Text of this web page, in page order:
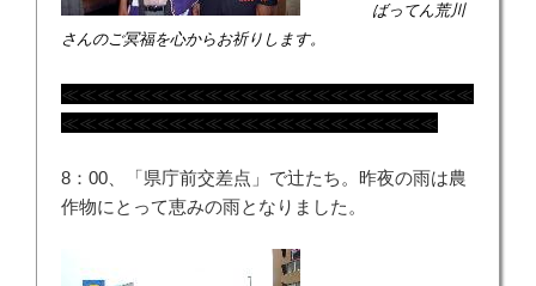
ばってん荒川
さんのご冥福を心からお祈りします。
≪≪≪≪≪≪≪≪≪≪≪≪≪≪≪≪≪≪≪≪≪≪≪
≪≪≪≪≪≪≪≪≪≪≪≪≪≪≪≪≪≪≪≪≪
8：00、「県庁前交差点」で辻たち。昨夜の雨は農
作物にとって恵みの雨となりました。